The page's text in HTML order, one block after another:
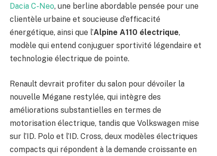
Dacia C-Neo, une berline abordable pensée pour une
clientèle urbaine et soucieuse d’efficacité
énergétique, ainsi que l’Alpine A110 électrique,
modèle qui entend conjuguer sportivité légendaire et
technologie électrique de pointe.
Renault devrait profiter du salon pour dévoiler la
nouvelle Mégane restylée, qui intègre des
améliorations substantielles en termes de
motorisation électrique, tandis que Volkswagen mise
sur l’ID. Polo et l’ID. Cross, deux modèles électriques
compacts qui répondent à la demande croissante en